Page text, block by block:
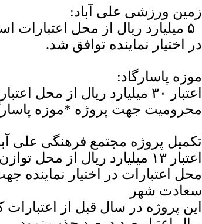
زمین ورزشی علی آباد:
در اختیار نماینده توافق شد.
موزه پاسارگاد:
اعتبار ۳۰ میلیارد ریال از محل
محرومیت جهت پروژه *موزه
تکمیل پروژه مجتمع فرهنگی علی
محل اعتبارات در اختیار نماینده
سعادت شهر